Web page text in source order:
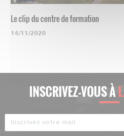
Le clip du centre de formation
14/11/2020
INSCRIVEZ-VOUS À